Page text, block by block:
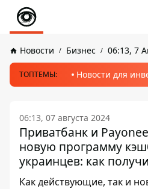
Новости Бизнес 06:13, 7
ТОПТЕМЫ: Новости для
06:13, 07 августа 2024
Приватбанк и
новую программу
украинцев: как
Как действующие, так и